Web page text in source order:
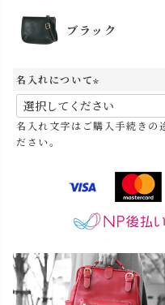
ブラック
名入れについて
(
必
須
名入れ文字はご購入手続きの
ださい。